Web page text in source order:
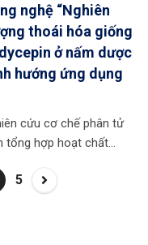
nghệ “Nghiên
thoái hóa giống
ở nấm dược
hướng ứng dụng
cứu cơ chế phân tử
tổng hợp hoạt chất
TS. Hoàng Quốc Chính
5